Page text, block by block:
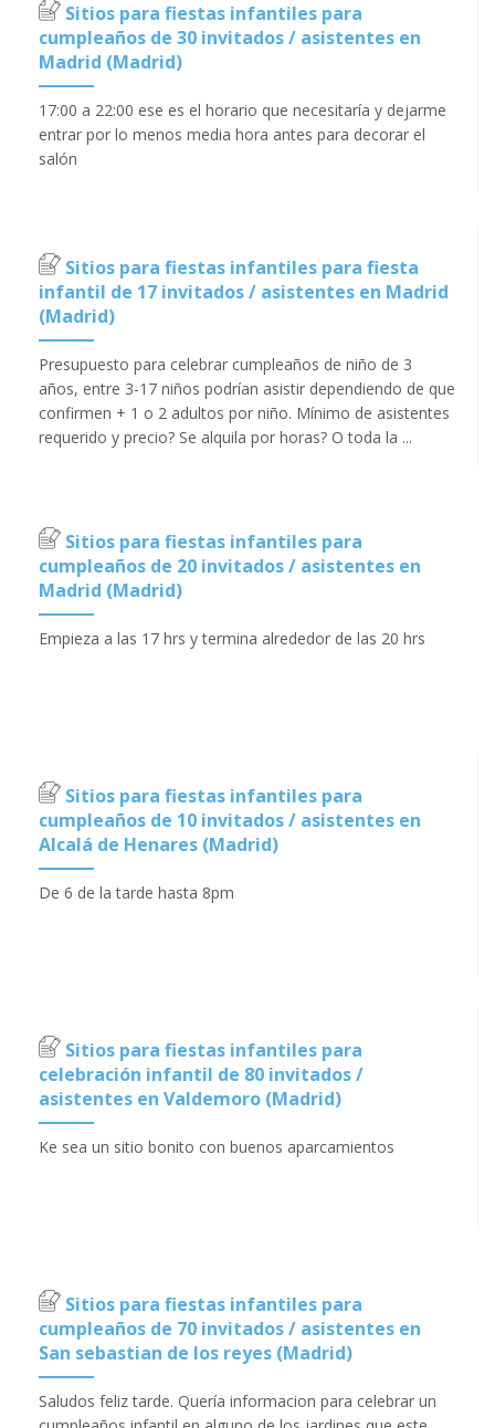
Sitios para fiestas infantiles para
cumpleaños de 30 invitados / asistentes en
Madrid (Madrid)
17:00 a 22:00 ese es el horario que necesitaría y dejarme
entrar por lo menos media hora antes para decorar el
salón
Sitios para fiestas infantiles para fiesta
infantil de 17 invitados / asistentes en Madrid
(Madrid)
Presupuesto para celebrar cumpleaños de niño de 3
años, entre 3-17 niños podrían asistir dependiendo de que
confirmen + 1 o 2 adultos por niño. Mínimo de asistentes
requerido y precio? Se alquila por horas? O toda la ...
Sitios para fiestas infantiles para
cumpleaños de 20 invitados / asistentes en
Madrid (Madrid)
Empieza a las 17 hrs y termina alrededor de las 20 hrs
Sitios para fiestas infantiles para
cumpleaños de 10 invitados / asistentes en
Alcalá de Henares (Madrid)
De 6 de la tarde hasta 8pm
Sitios para fiestas infantiles para
celebración infantil de 80 invitados /
asistentes en Valdemoro (Madrid)
Ke sea un sitio bonito con buenos aparcamientos
Sitios para fiestas infantiles para
cumpleaños de 70 invitados / asistentes en
San sebastian de los reyes (Madrid)
Saludos feliz tarde. Quería informacion para celebrar un